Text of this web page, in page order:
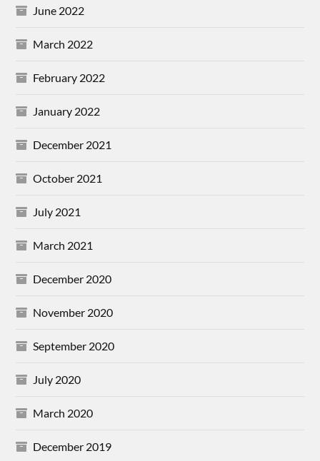
June 2022
March 2022
February 2022
January 2022
December 2021
October 2021
July 2021
March 2021
December 2020
November 2020
September 2020
July 2020
March 2020
December 2019